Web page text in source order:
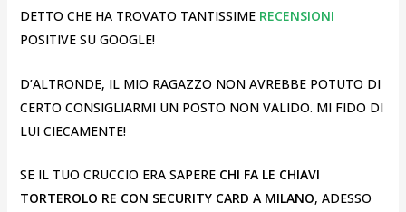
DETTO CHE HA TROVATO TANTISSIME RECENSIONI
POSITIVE SU GOOGLE!
D’ALTRONDE, IL MIO RAGAZZO NON AVREBBE POTUTO DI
CERTO CONSIGLIARMI UN POSTO NON VALIDO. MI FIDO DI
LUI CIECAMENTE!
SE IL TUO CRUCCIO ERA SAPERECHI FA LE CHIAVI
TORTEROLO RE CON SECURITY CARD A MILANO, ADESSO